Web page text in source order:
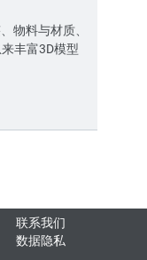
物料与材质、
丰富3D模型
联系我们
数据隐私